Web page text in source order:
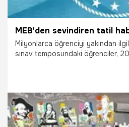
Milyonlarca öğrenciyi yakından
sınav temposundaki öğrenciler,